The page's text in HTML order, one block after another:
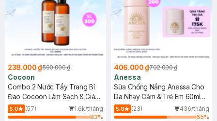
238.000 ₫590.000 ₫
Cocoon
Combo 2 Nước Tẩy Trang Bí
Đao Cocoon Làm Sạch & Giảm
Dầu 500ml
5.0 (57)
1.6k/tháng
83%
406.000 ₫702.000 ₫
Anessa
Sữa Chống Nắng Anessa Cho
Da Nhạy Cảm & Trẻ Em 60ml
(Mới)
5.0 (23)
436/tháng
65%